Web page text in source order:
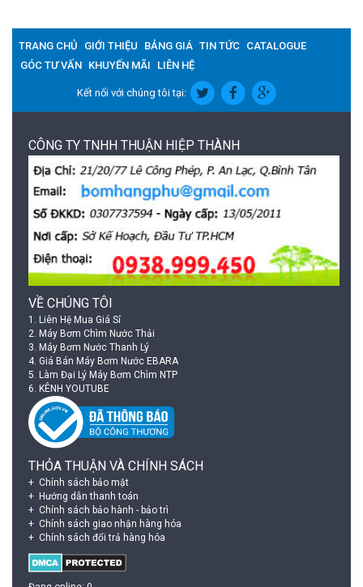
TRANG CHỦ GIỚI THIỆU BẢNG GIÁ TIN TỨC CATALOGUE
GÓC TƯ VẤN KHUYẾN MÃI LIÊN HỆ
Kết nối với chúng tôi tại:
CÔNG TY TNHH THUẬN HIỆP THÀNH
VỀ CHÚNG TÔI
1. Liên Hệ Mua Giá Sỉ
2. Máy Bơm Chìm Nước Thải
3. Máy Bơm Nước Thanh Lý
4. Giá Bán Máy Bơm Nước EBARA
5. Làm Đại Lý Máy Bơm Chìm NTP
6. KÊNH YOUTUBE
THỎA THUẬN VÀ CHÍNH SÁCH
Chính sách bảo mật
Hướng dẫn thanh toán
Chính sách bảo hành - bảo trì
Chính sách giao nhận hàng hóa
Chính sách đổi trả hàng hóa